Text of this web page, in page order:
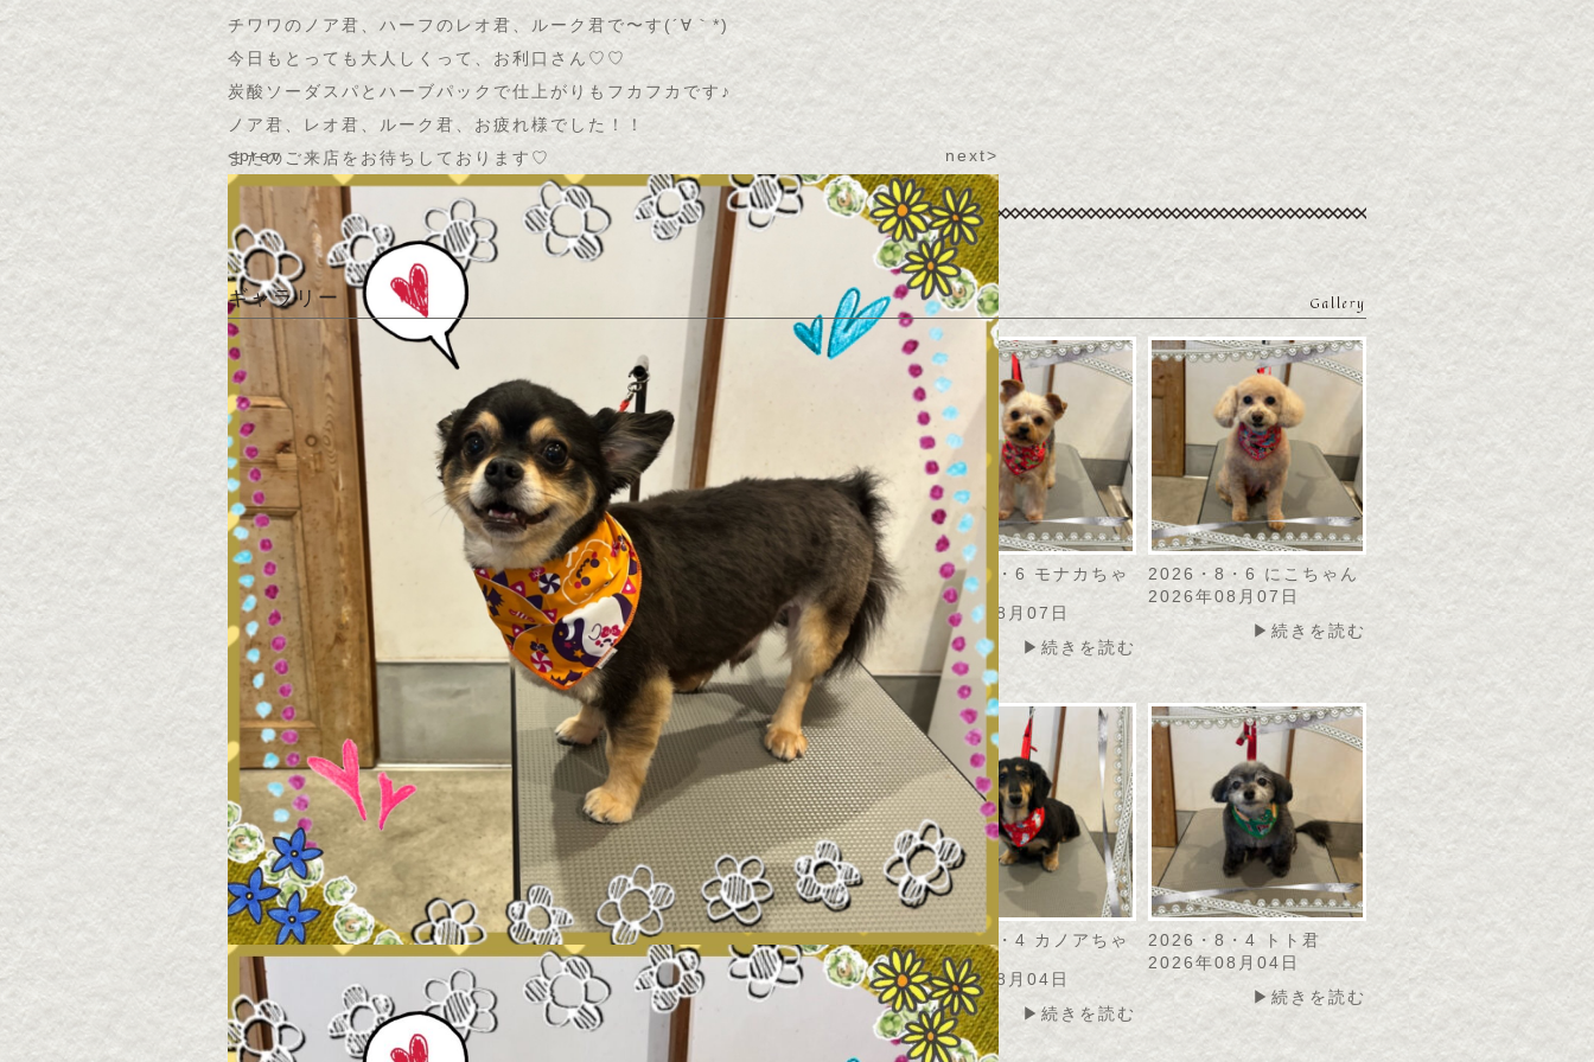
チワワのノア君、ハーフのレオ君、ルーク君で〜す(´∀｀*)
今日もとっても大人しくって、お利口さん♡♡
炭酸ソーダスパとハーブパックで仕上がりもフカフカです♪
ノア君、レオ君、ルーク君、お疲れ様でした！！
またのご来店をお待ちしております♡
<prev next>
ギャラリー Gallery
2026・8・8 チョコちゃ
ん
2026年08月08日
▶続きを読む
2026・8・7 うずらちゃ
2026年08月07日
▶続きを読む
2026・8・7 アメリちゃ
ん
2026年08月07日
▶続きを読む
2026・8・6 モナカちゃ
2026年08月07日
▶続きを読む
2026・8・6 にこちゃん
2026年08月07日
▶続きを読む
2026・8・6 モカちゃん
2026年08月07日
▶続きを読む
2026・8・6 こふくちゃ
ん
2026年08月07日
▶続きを読む
2026・8・4 モコちゃん
2026年08月05日
▶続きを読む
2026・8・4 カノアちゃ
ん
2026年08月04日
▶続きを読む
2026・8・4 トト君
2026年08月04日
▶続きを読む